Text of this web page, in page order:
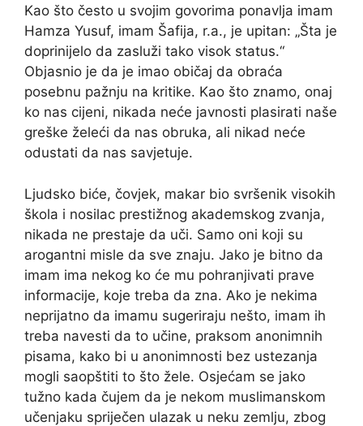
Kao što često u svojim govorima ponavlja imam
Hamza Yusuf, imam Šafija, r.a., je upitan: „Šta je
doprinijelo da zasluži tako visok status.“
Objasnio je da je imao običaj da obraća
posebnu pažnju na kritike. Kao što znamo, onaj
ko nas cijeni, nikada neće javnosti plasirati naše
greške želeći da nas obruka, ali nikad neće
odustati da nas savjetuje.
Ljudsko biće, čovjek, makar bio svršenik visokih
škola i nosilac prestižnog akademskog zvanja,
nikada ne prestaje da uči. Samo oni koji su
arogantni misle da sve znaju. Jako je bitno da
imam ima nekog ko će mu pohranjivati prave
informacije, koje treba da zna. Ako je nekima
neprijatno da imamu sugeriraju nešto, imam ih
treba navesti da to učine, praksom anonimnih
pisama, kako bi u anonimnosti bez ustezanja
mogli saopštiti to što žele. Osjećam se jako
tužno kada čujem da je nekom muslimanskom
učenjaku spriječen ulazak u neku zemlju, zbog